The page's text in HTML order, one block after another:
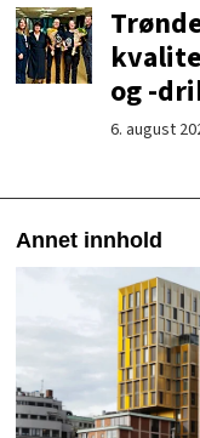
og -
6. august